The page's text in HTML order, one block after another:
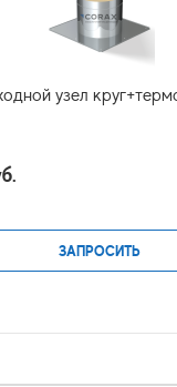
узел
ЗАПРОСИТЬ